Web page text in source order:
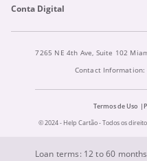
Conta Digital
7265 NE 4th Ave, Suite 102
Contact Information:
Termos de Uso
© 2024 - Help Cartão - Todos os
Loan terms: 12 to 60